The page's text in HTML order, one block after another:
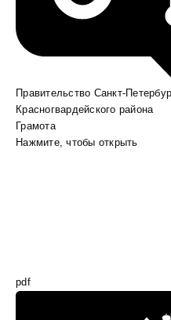
Правительство Санкт-
Красногвардейского района
Грамота
Нажмите, чтобы открыть
pdf